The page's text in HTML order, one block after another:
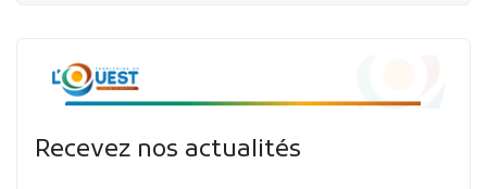
Recevez nos actualités